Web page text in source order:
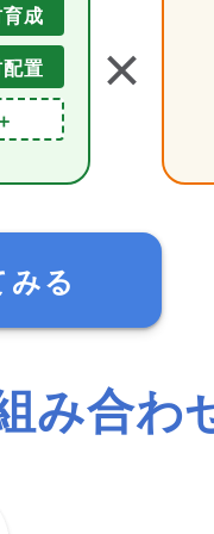
成
置
＋ ＋
る
み合わ